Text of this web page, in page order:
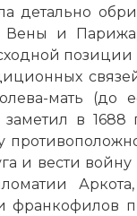
детально
Вены и
мать
в 1688
и вести
франкофилов